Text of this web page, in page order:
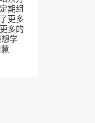
期组
更多
多的
学